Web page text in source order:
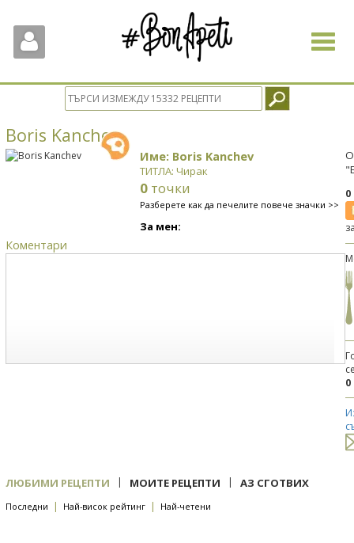
Toggle
Boris Kanchev
Име: Boris Kanchev
ТИТЛА: Чирак
0 точки
Разберете как да печелите повече значки >>
За мен:
Коментари
0
ЛЮБИМИ РЕЦЕПТИ | МОИТЕ РЕЦЕПТИ | АЗ СГОТВИХ
Последни | Най-висок рейтинг | Най-четени